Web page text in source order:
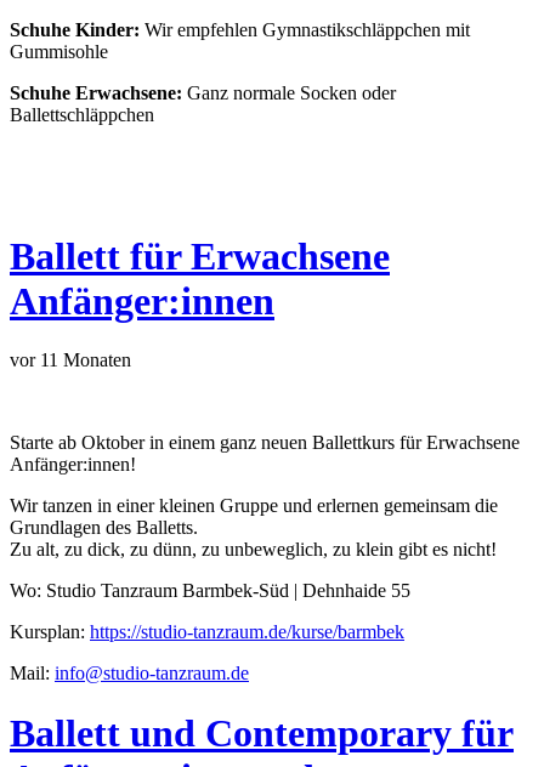
Schuhe Kinder: Wir empfehlen Gymnastikschläppchen mit
Gummisohle
Schuhe Erwachsene: Ganz normale Socken oder
Ballettschläppchen
Ballett für Erwachsene
Anfänger:innen
vor 11 Monaten
Starte ab Oktober in einem ganz neuen Ballettkurs für Erwachsene
Anfänger:innen!
Wir tanzen in einer kleinen Gruppe und erlernen gemeinsam die
Grundlagen des Balletts.
Zu alt, zu dick, zu dünn, zu unbeweglich, zu klein gibt es nicht!
Wo: Studio Tanzraum Barmbek-Süd | Dehnhaide 55
Kursplan: https://studio-tanzraum.de/kurse/barmbek
Mail: info@studio-tanzraum.de
Ballett und Contemporary für